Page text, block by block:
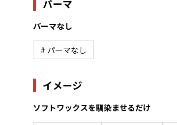
パーマ
パーマなし
# パーマなし
イメージ
ソフトワックスを馴染ませるだけ